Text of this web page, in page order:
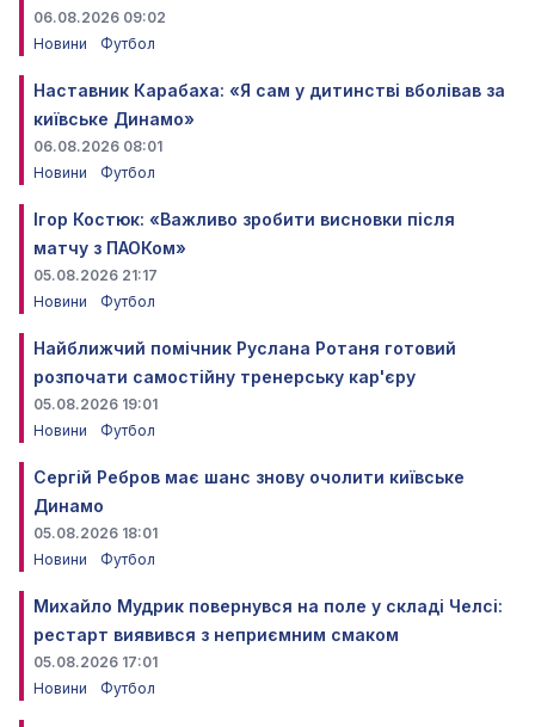
06.08.2026 09:02
Новини
Футбол
Наставник Карабаха: «Я сам у дитинстві вболівав за
київське Динамо»
06.08.2026 08:01
Новини
Футбол
Ігор Костюк: «Важливо зробити висновки після
матчу з ПАОКом»
05.08.2026 21:17
Новини
Футбол
Найближчий помічник Руслана Ротаня готовий
розпочати самостійну тренерську кар'єру
05.08.2026 19:01
Новини
Футбол
Сергій Ребров має шанс знову очолити київське
Динамо
05.08.2026 18:01
Новини
Футбол
Михайло Мудрик повернувся на поле у складі Челсі:
рестарт виявився з неприємним смаком
05.08.2026 17:01
Новини
Футбол